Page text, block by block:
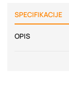
SPECIFIKACIJE
OPIS